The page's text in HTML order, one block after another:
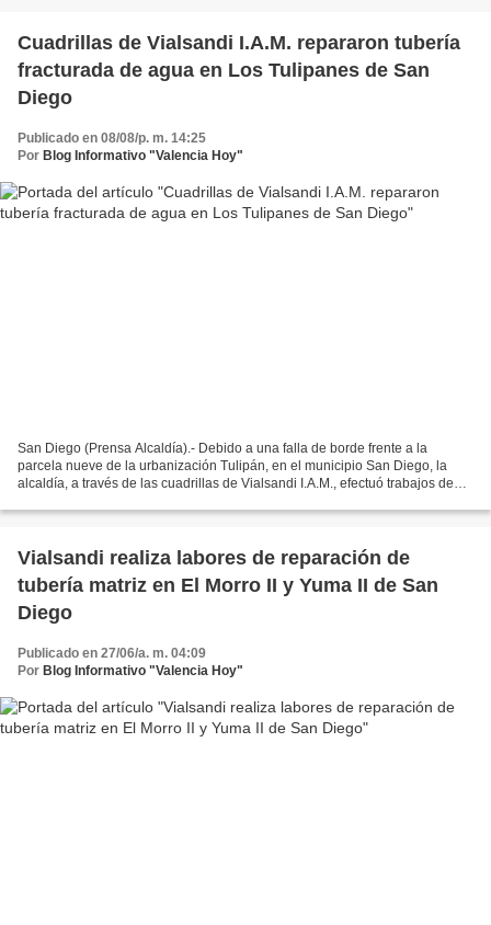
Cuadrillas de Vialsandi I.A.M. repararon tubería
fracturada de agua en Los Tulipanes de San
Diego
Publicado en 08/08/p. m. 14:25
Por Blog Informativo "Valencia Hoy"
San Diego (Prensa Alcaldía).- Debido a una falla de borde frente a la
parcela nueve de la urbanización Tulipán, en el municipio San Diego, la
alcaldía, a través de las cuadrillas de Vialsandi I.A.M., efectuó trabajos de
Vialsandi realiza labores de reparación de
tubería matriz en El Morro II y Yuma II de San
Diego
Publicado en 27/06/a. m. 04:09
Por Blog Informativo "Valencia Hoy"